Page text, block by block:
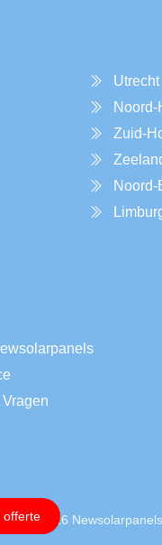
Utrecht
Noord-
Zuid-
Noord-
© 2026 Newsolarpanels.
offerte